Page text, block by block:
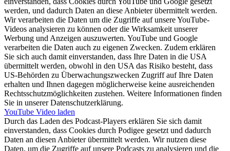
werden, und dadurch Daten an diese Anbieter übermittelt werden.
Wir verarbeiten die Daten um die Zugriffe auf unsere YouTube-
Videos analysieren zu können oder die Wirksamkeit unserer
Werbung und Anzeigen auszuwerten. YouTube und Google
verarbeiten die Daten auch zu eigenen Zwecken. Zudem erklären
Sie sich auch damit einverstanden, dass Ihre Daten in die USA
übermittelt werden, obwohl in den USA das Risiko besteht, dass
US-Behörden zu Überwachungszwecken Zugriff auf Ihre Daten
erhalten und Ihnen dagegen möglicherweise keine ausreichenden
Rechtsschutzmöglichkeiten zustehen. Weitere Informationen finden
Sie in unserer Datenschutzerklärung.
YouTube Video laden
Durch das Laden des Podcast-Players erklären Sie sich damit
einverstanden, dass Cookies durch Podigee gesetzt und dadurch
Daten an diesen Anbieter übermittelt werden. Wir nutzen diese
Daten, um die Zugriffe auf unsere Podcasts zu analysieren und die